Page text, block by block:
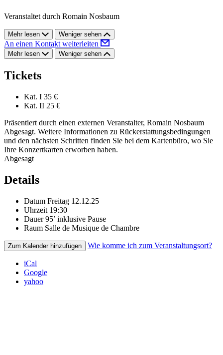
Veranstaltet durch Romain Nosbaum
Mehr lesen Weniger sehen
An einen Kontakt weiterleiten
Mehr lesen Weniger sehen
Tickets
Kat. I 35 €
Kat. II 25 €
Präsentiert durch einen externen Veranstalter, Romain Nosbaum
Abgesagt. Weitere Informationen zu Rückerstattungsbedingungen
und den nächsten Schritten finden Sie bei dem Kartenbüro, wo Sie
Ihre Konzertkarten erworben haben.
Abgesagt
Details
Datum Freitag 12.12.25
Uhrzeit 19:30
Dauer 95’ inklusive Pause
Raum Salle de Musique de Chambre
Zum Kalender hinzufügen Wie komme ich zum Veranstaltungsort?
iCal
Google
yahoo